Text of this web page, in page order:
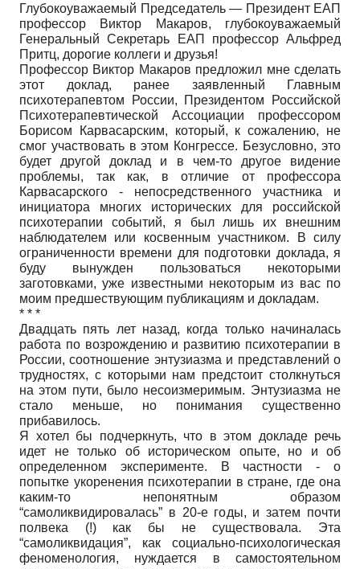
Глубокоуважаемый Председатель — Президент ЕАП
профессор Виктор Макаров, глубокоуважаемый
Генеральный Секретарь ЕАП профессор Альфред
Притц, дорогие коллеги и друзья!
Профессор Виктор Макаров предложил мне сделать
этот доклад, ранее заявленный Главным
психотерапевтом России, Президентом Российской
Психотерапевтической Ассоциации профессором
Борисом Карвасарским, который, к сожалению, не
смог участвовать в этом Конгрессе. Безусловно, это
будет другой доклад и в чем-то другое видение
проблемы, так как, в отличие от профессора
Карвасарского - непосредственного участника и
инициатора многих исторических для российской
психотерапии событий, я был лишь их внешним
наблюдателем или косвенным участником. В силу
ограниченности времени для подготовки доклада, я
буду вынужден пользоваться некоторыми
заготовками, уже известными некоторым из вас по
моим предшествующим публикациям и докладам.
* * *
Двадцать пять лет назад, когда только начиналась
работа по возрождению и развитию психотерапии в
России, соотношение энтузиазма и представлений о
трудностях, с которыми нам предстоит столкнуться
на этом пути, было несоизмеримым. Энтузиазма не
стало меньше, но понимания существенно
прибавилось.
Я хотел бы подчеркнуть, что в этом докладе речь
идет не только об историческом опыте, но и об
определенном эксперименте. В частности - о
попытке укоренения психотерапии в стране, где она
каким-то непонятным образом
“самоликвидировалась” в 20-е годы, и затем почти
полвека (!) как бы не существовала. Эта
“самоликвидация”, как социально-психологическая
феноменология, нуждается в самостоятельном